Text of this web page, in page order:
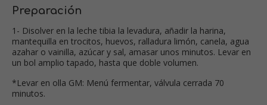
Preparación
1- Disolver en la leche tibia la levadura, añadir la harina,
mantequilla en trocitos, huevos, ralladura limón, canela, agua
azahar o vainilla, azúcar y sal, amasar unos minutos. Levar en
un bol amplio tapado, hasta que doble volumen.
*Levar en olla GM: Menú fermentar, válvula cerrada 70
minutos.